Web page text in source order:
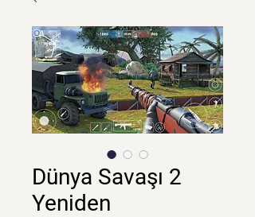
Dünya Savaşı 2
Yeniden